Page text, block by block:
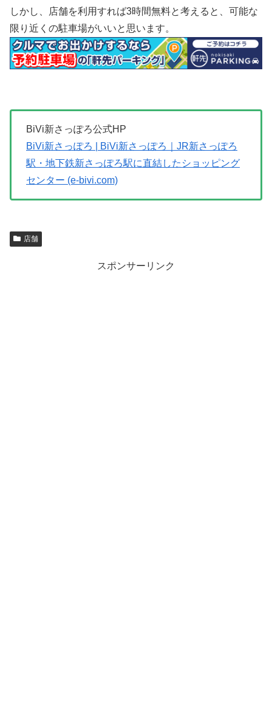
しかし、店舗を利用すれば3時間無料と考えると、可能な
限り近くの駐車場がいいと思います。
BiVi新さっぽろ公式HP
BiVi新さっぽろ | BiVi新さっぽろ｜JR新さっぽろ
駅・地下鉄新さっぽろ駅に直結したショッピング
センター (e-bivi.com)
店舗
スポンサーリンク